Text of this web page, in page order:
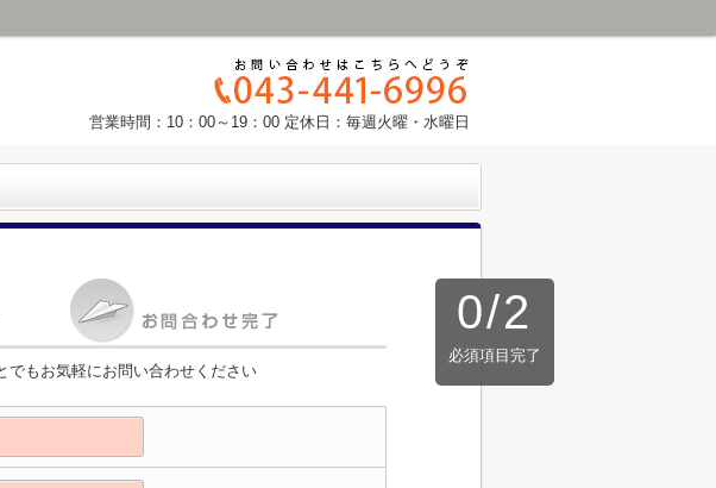
営業時間：10：00～19：00 定休日：毎週火曜・水曜日
0/2
必須項目完了
でもお気軽にお問い合わせください